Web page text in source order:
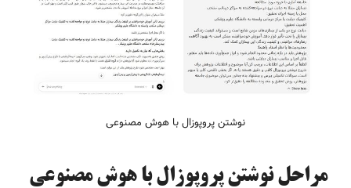
نوشتن پروپوزال با هوش مصنوعی
مراحل نوشتن پروپوزال با هوش مصنوعی